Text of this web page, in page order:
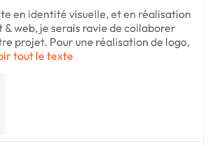
en identité visuelle, et en réalisation
web, je serais ravie de collaborer
projet. Pour une réalisation de logo,
tout le texte